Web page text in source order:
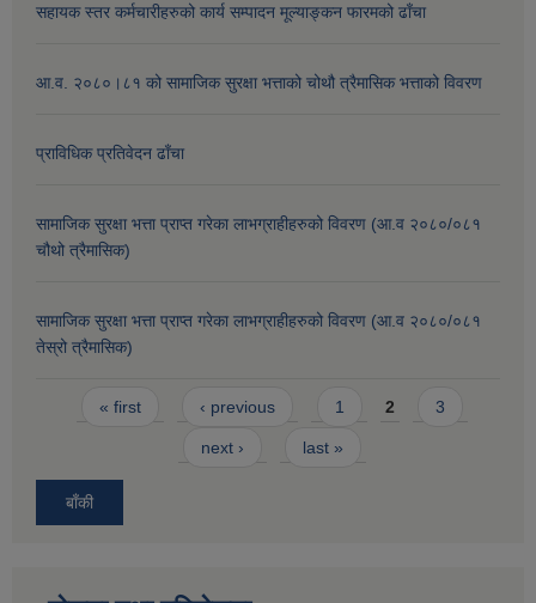
सहायक स्तर कर्मचारीहरुको कार्य सम्पादन मूल्याङ्कन फारमको ढाँचा
आ.व. २०८०।८१ को सामाजिक सुरक्षा भत्ताको चोथौ त्रैमासिक भत्ताको विवरण
प्राविधिक प्रतिवेदन ढाँचा
सामाजिक सुरक्षा भत्ता प्राप्त गरेका लाभग्राहीहरुको विवरण (आ.व २०८०/०८१
चौथो त्रैमासिक)
सामाजिक सुरक्षा भत्ता प्राप्त गरेका लाभग्राहीहरुको विवरण (आ.व २०८०/०८१
तेस्रो त्रैमासिक)
Pages
« first ‹ previous 1 2 3
next › last »
बाँकी